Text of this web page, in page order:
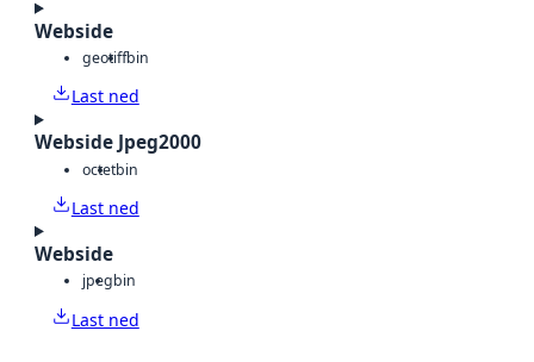
Webside
geotiffbin
Last ned
Webside Jpeg2000
octetbin
Last ned
Webside
jpegbin
Last ned